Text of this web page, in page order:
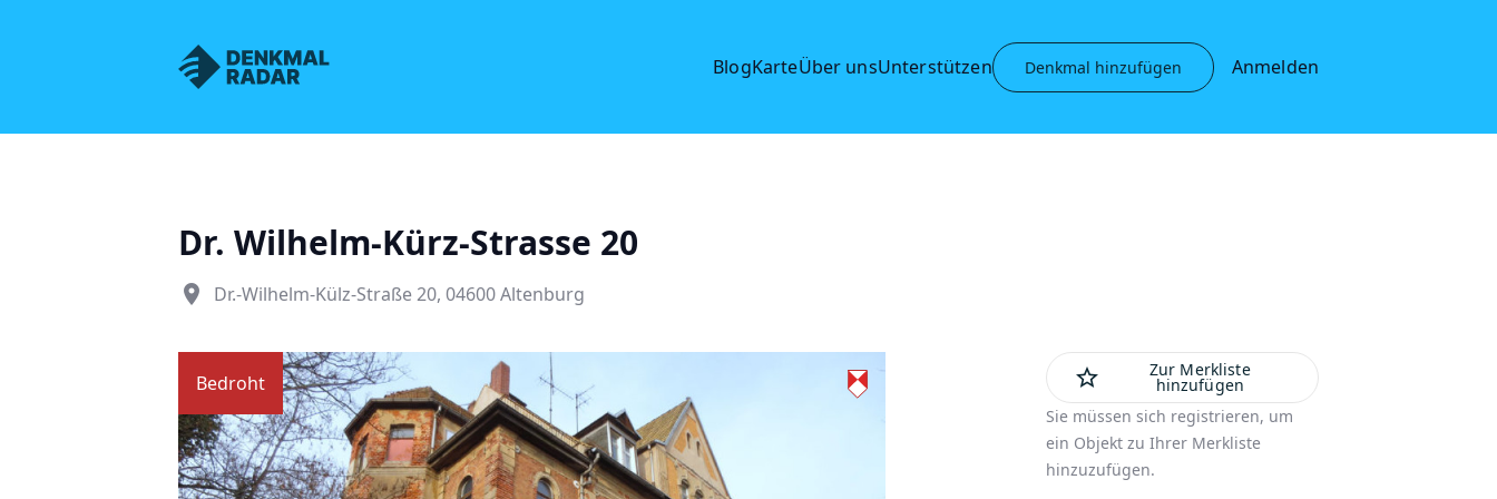
Denkmalnetz Sachsen BlogKarteÜber unsUnterstützen Denkmal hinzufügen Anmelden
Dr. Wilhelm-Kürz-Strasse 20
place Dr.-Wilhelm-Külz-Straße 20, 04600 Altenburg
Bedroht star_outline Zur Merkliste
hinzufügen
Sie müssen sich registrieren, um
ein Objekt zu Ihrer Merkliste
hinzuzufügen.